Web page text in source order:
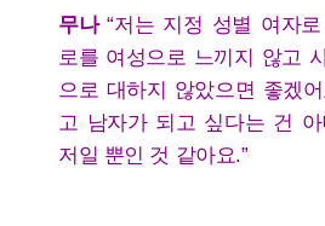
무나“저는 지정 성별 여자
로를 여성으로 느끼지 않고
으로 대하지 않았으면 좋겠
고 남자가 되고 싶다는 건
저일 뿐인 것 같아요.”